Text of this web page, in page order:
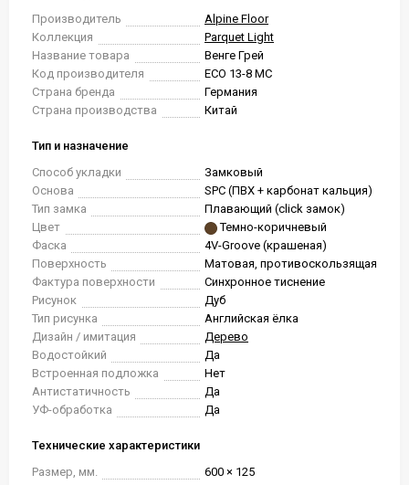
Производитель
Alpine Floor
Коллекция
Parquet Light
Название товара
Венге Грей
Код производителя
ЕСО 13-8 MC
Страна бренда
Германия
Страна производства
Китай
Тип и назначение
Способ укладки
Замковый
Основа
SPC (ПВХ + карбонат кальция)
Тип замка
Плавающий (click замок)
Цвет
Темно-коричневый
Фаска
4V-Groove (крашеная)
Поверхность
Матовая, противоскользящая
Фактура поверхности
Синхронное тиснение
Рисунок
Дуб
Тип рисунка
Английская ёлка
Дизайн / имитация
Дерево
Водостойкий
Да
Встроенная подложка
Нет
Антистатичность
Да
УФ-обработка
Да
Технические характеристики
Размер, мм.
600 × 125